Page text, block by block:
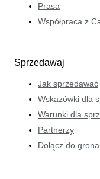
Prasa
Współpraca z
Sprzedawaj
Jak sprzedawać
Wskazówki dla
Warunki dla
Partnerzy
Dołącz do